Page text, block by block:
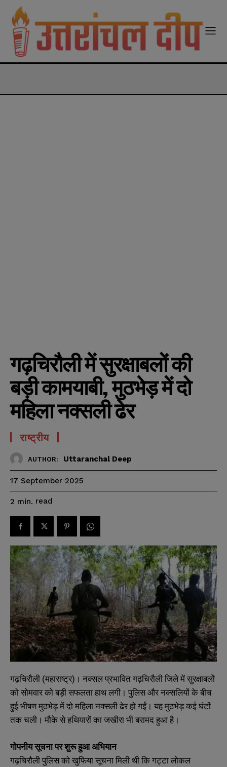
गढ़चिरौली में सुरक्षाबलों की
बड़ी कामयाबी, मुठभेड़ में दो
महिला नक्सली ढेर
राष्ट्रीय
AUTHOR: Uttaranchal Deep
17 September 2025
2 min. read
गढ़चिरौली (महाराष्ट्र)। नक्सल प्रभावित गढ़चिरौली जिले में सुरक्षाबलों
को सोमवार को बड़ी सफलता हाथ लगी। पुलिस और नक्सलियों के बीच
हुई भीषण मुठभेड़ में दो महिला नक्सली ढेर हो गईं। यह मुठभेड़ कई घंटों
तक चली। मौके से हथियारों का जखीरा भी बरामद हुआ है।
गोपनीयसूचनापरशुरूहुआअभियान
गढ़चिरौली पुलिस को खुफिया सूचना मिली थी कि गट्टा लोकल